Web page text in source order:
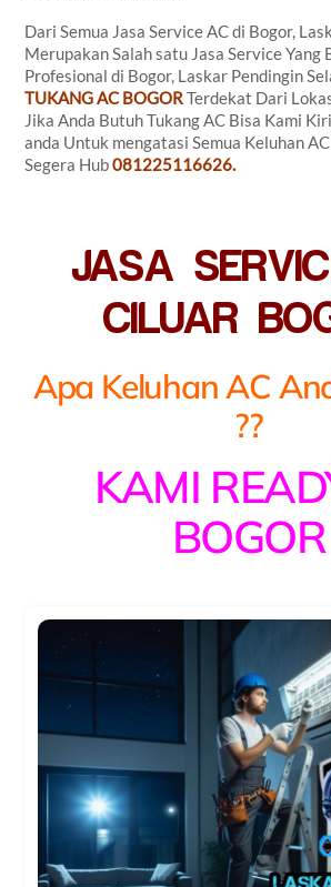
Dari Semua Jasa Service AC di Bogor,
Merupakan Salah satu Jasa Service Yang
Profesional di Bogor, Laskar Pendingin
TUKANG AC BOGORTerdekat Dari
Jika Anda Butuh Tukang AC Bisa Kami
anda Untuk mengatasi Semua Keluhan
Segera Hub081225116626.
JASA
CILUAR
Apa Keluhan AC
??
KAMI
BOGOR